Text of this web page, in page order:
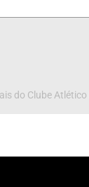
do Clube Atlético